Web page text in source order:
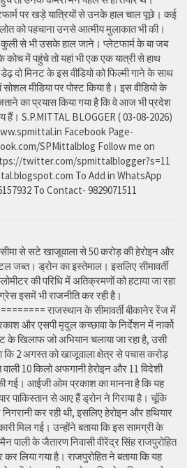
पर खड़े यात्रियों से उनके हाल चाल पूछे। कई
को पहचाना उनसे आत्मीय मुलाकात भी की।
से भी उसके हाल जाने। प्लेटफार्म के बा जब
में पहुंचे तो यहां भी एक एक यात्री से हाथ
दो मिनट के इस वीडियो को फिल्मी गाने के साथ
मीडिया पर पोस्ट किया है। इस वीडियो के
का प्रयास किया गया है कि वे आज भी प्रदेश
हैं। S.P.MITTAL BLOGGER ( 03-08-2026)
Facebook Page-
SPMittalblog Follow me on
twitter.com/spmittalblogger?s=11
To Add in WhatsApp
To Contact- 9829071511
सीमा से सटे खाजूवाला से 50 करोड़ की हेरोइन और
जब्त। ड्रोन का इस्तेमाल। इसलिए सीमावर्ती
की परिधि में अतिक्रमणों को हटाया जा रहा
इसमें भी राजनीति कर रही है।
राजस्थान के सीमावर्ती बीकानेर रेंज में
और एसपी मृदुल कच्छावा के निर्देशन में नार्को
के खिलाफ जो अभियान चलाया जा रहा है, उसी
कि 2 अगस्त को खाजूवाला क्षेत्र से पचास करोड़
10 किलो अफगानी हेरोइन और 11 विदेशी
गई। आईजी ओम प्रकाश का मानना है कि यह
पाकिस्तान से आए हैं ड्रोन ने गिराया है। चूंकि
कर रही थी, इसलिए हेरोइन और हथियार
मिल गई। उन्होंने बताया कि इस सामग्री के
पाली के जैतारण निवासी वीरेंद्र सिंह राजपुरोहित
कर लिया गया है। राजपुरोहित ने बताया कि यह